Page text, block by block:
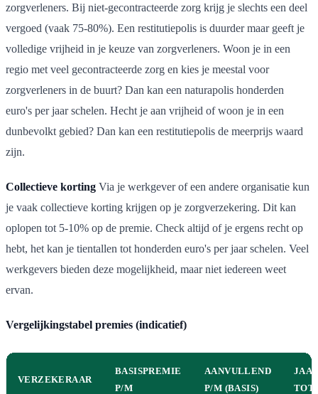
zorgverleners. Bij niet-gecontracteerde zorg krijg je slechts een deel
vergoed (vaak 75-80%). Een restitutiepolis is duurder maar geeft je
volledige vrijheid in je keuze van zorgverleners. Woon je in een
regio met veel gecontracteerde zorg en kies je meestal voor
zorgverleners in de buurt? Dan kan een naturapolis honderden
euro's per jaar schelen. Hecht je aan vrijheid of woon je in een
dunbevolkt gebied? Dan kan een restitutiepolis de meerprijs waard
zijn.
Collectieve korting Via je werkgever of een andere organisatie kun
je vaak collectieve korting krijgen op je zorgverzekering. Dit kan
oplopen tot 5-10% op de premie. Check altijd of je ergens recht op
hebt, het kan je tientallen tot honderden euro's per jaar schelen. Veel
werkgevers bieden deze mogelijkheid, maar niet iedereen weet
ervan.
Vergelijkingstabel premies (indicatief)
VERZEKERAAR
BASISPREMIE
P/M
AANVULLEND
P/M (BASIS)